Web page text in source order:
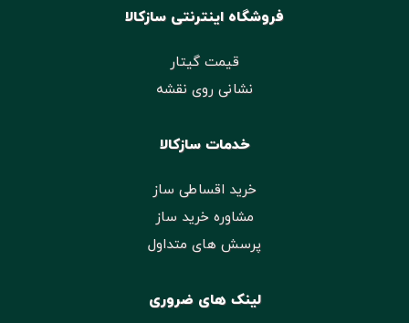
فروشگاه اینترنتی سازکالا
قیمت گیتار
نشانی روی نقشه
خدمات سازکالا
خرید اقساطی ساز
مشاوره خرید ساز
پرسش های متداول
لینک های ضروری